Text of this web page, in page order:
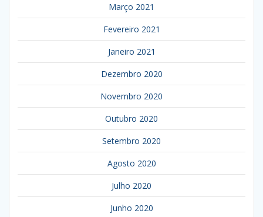
Março 2021
Fevereiro 2021
Janeiro 2021
Dezembro 2020
Novembro 2020
Outubro 2020
Setembro 2020
Agosto 2020
Julho 2020
Junho 2020